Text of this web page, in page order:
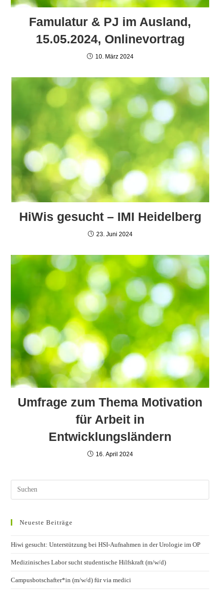
Famulatur & PJ im Ausland,
15.05.2024, Onlinevortrag
10. März 2024
HiWis gesucht – IMI Heidelberg
23. Juni 2024
Umfrage zum Thema Motivation
für Arbeit in
Entwicklungsländern
16. April 2024
Neueste Beiträge
Hiwi gesucht: Unterstützung bei HSI-Aufnahmen in der Urologie im OP
Medizinisches Labor sucht studentische Hilfskraft (m/w/d)
Campusbotschafter*in (m/w/d) für via medici